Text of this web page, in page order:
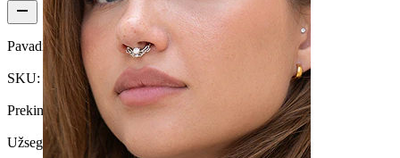
Pavadinimas: Netikras auskaras su lapais su kristalais
SKU: Fake-150
Prekinis ženklas: Bodymod Trend
Užsegimo tipas: Netikras auskaras